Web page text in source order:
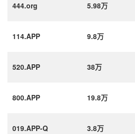
444.org 5.98万
114.APP 9.8万
520.APP 38万
800.APP 19.8万
019.APP-Q 3.8万